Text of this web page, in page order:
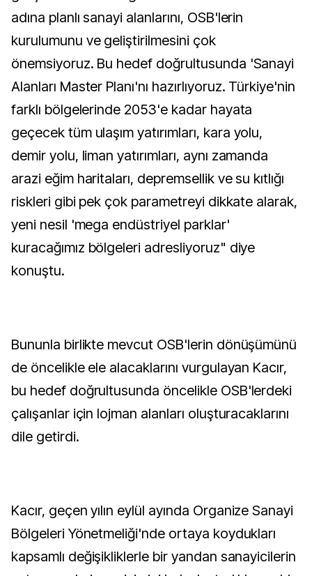
adına planlı sanayi alanlarını, OSB'lerin
kurulumunu ve geliştirilmesini çok
önemsiyoruz. Bu hedef doğrultusunda 'Sanayi
Alanları Master Planı'nı hazırlıyoruz. Türkiye'nin
farklı bölgelerinde 2053'e kadar hayata
geçecek tüm ulaşım yatırımları, kara yolu,
demir yolu, liman yatırımları, aynı zamanda
arazi eğim haritaları, depremsellik ve su kıtlığı
riskleri gibi pek çok parametreyi dikkate alarak,
yeni nesil 'mega endüstriyel parklar'
kuracağımız bölgeleri adresliyoruz" diye
konuştu.
Bununla birlikte mevcut OSB'lerin dönüşümünü
de öncelikle ele alacaklarını vurgulayan Kacır,
bu hedef doğrultusunda öncelikle OSB'lerdeki
çalışanlar için lojman alanları oluşturacaklarını
dile getirdi.
Kacır, geçen yılın eylül ayında Organize Sanayi
Bölgeleri Yönetmeliği'nde ortaya koydukları
kapsamlı değişikliklerle bir yandan sanayicilerin